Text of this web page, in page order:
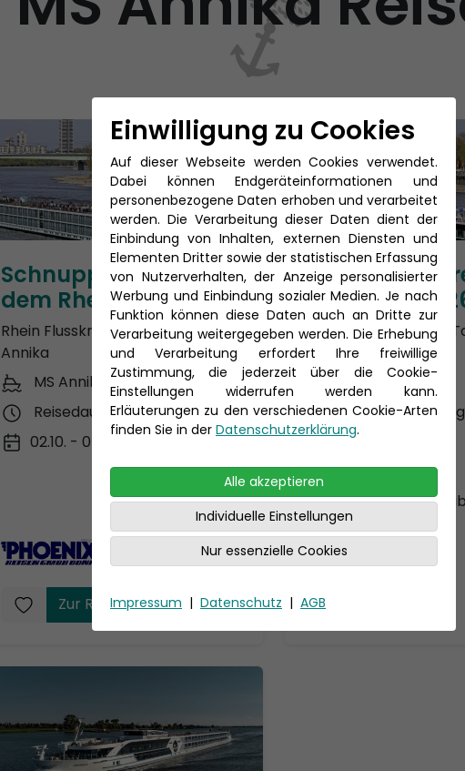
Schnupperreise auf
dem Rhein 2026
Rhein Flusskreuzfahrt mit MS
Annika
MS Annika
Reisedauer: 5 Tage
02.10. - 07.11.2026
p.P. ab 399 €
Zur Reise
der Mosel
Phoenix Flussreise 5
mit der MS Annika
MS Annika
Reisedauer: 6
27.11. - 22.12.2026
p.P. ab
Einwilligung zu Cookies
Auf dieser Webseite werden Cookies verwendet.
Dabei können Endgeräteinformationen und
personenbezogene Daten erhoben und verarbeitet
werden. Die Verarbeitung dieser Daten dient der
Einbindung von Inhalten, externen Diensten und
Elementen Dritter sowie der statistischen Erfassung
von Nutzerverhalten, der Anzeige personalisierter
Werbung und Einbindung sozialer Medien. Je nach
Funktion können diese Daten auch an Dritte zur
Verarbeitung weitergegeben werden. Die Erhebung
und Verarbeitung erfordert Ihre freiwillige
Zustimmung, die jederzeit über die Cookie-
Einstellungen widerrufen werden kann.
Erläuterungen zu den verschiedenen Cookie-Arten
finden Sie in der Datenschutzerklärung.
Alle akzeptieren
Individuelle Einstellungen
Nur essenzielle Cookies
Impressum | Datenschutz | AGB